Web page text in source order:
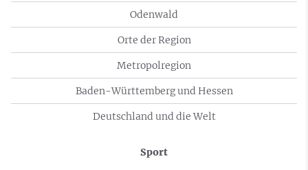
Odenwald
Orte der Region
Metropolregion
Baden-Württemberg und Hessen
Deutschland und die Welt
Sport